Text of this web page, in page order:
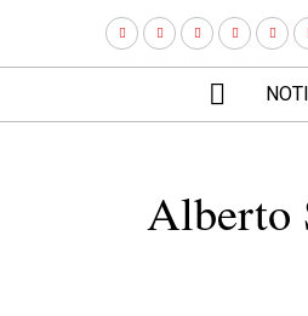
Alberto